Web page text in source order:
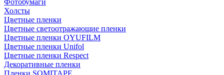
Холсты
Цветные пленки
Цветные светоотражающие пленки
Цветные пленки OYUFILM
Цветные пленки Unifol
Цветные пленки Respect
Декоративные пленки
Пленки SOMITAPE